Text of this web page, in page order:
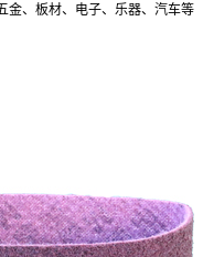
金、板材、电子、乐器、汽车等